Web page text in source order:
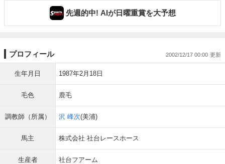
先週的中! AIが日曜重賞を大予想
プロフィール 2002/12/17 00:00
生年月日 1987年2月18日
毛色 鹿毛
調教師（所属） 沢 峰次(美浦)
馬主 株式会社 社台レースホース
生産者 社台フアーム